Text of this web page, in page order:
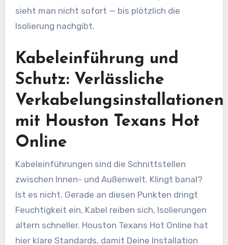
sieht man nicht sofort — bis plötzlich die
Isolierung nachgibt.
Kabeleinführung und
Schutz: Verlässliche
Verkabelungsinstallationen
mit Houston Texans Hot
Online
Kabeleinführungen sind die Schnittstellen
zwischen Innen- und Außenwelt. Klingt banal?
Ist es nicht. Gerade an diesen Punkten dringt
Feuchtigkeit ein, Kabel reiben sich, Isolierungen
altern schneller. Houston Texans Hot Online hat
hier klare Standards, damit Deine Installation